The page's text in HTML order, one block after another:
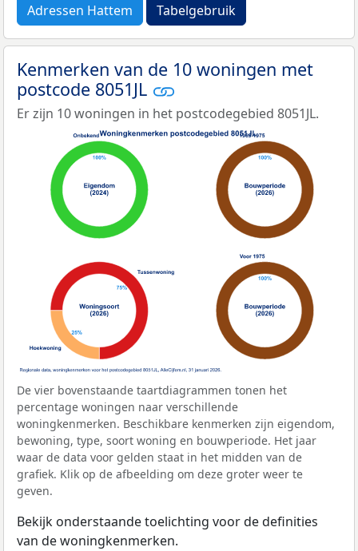
Adressen Hattem Tabelgebruik
Kenmerken van de 10 woningen met
postcode 8051JL
Er zijn 10 woningen in het postcodegebied 8051JL.
De vier bovenstaande taartdiagrammen tonen het
percentage woningen naar verschillende
woningkenmerken. Beschikbare kenmerken zijn eigendom,
bewoning, type, soort woning en bouwperiode. Het jaar
waar de data voor gelden staat in het midden van de
grafiek. Klik op de afbeelding om deze groter weer te
geven.
Bekijk onderstaande toelichting voor de definities
van de woningkenmerken.